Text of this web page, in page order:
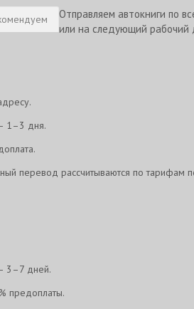
Отправляем автокниги по
или на следующий рабочий
1–3 дня.
перевод рассчитываются по тарифам
3–7 дней.
предоплаты.